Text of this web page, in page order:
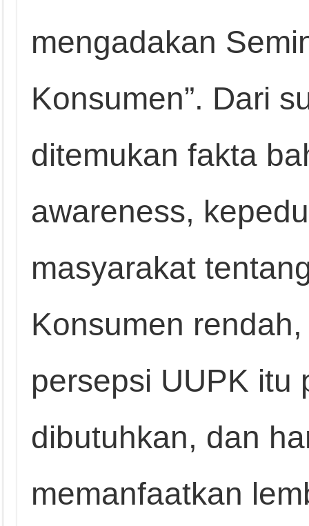
mengadakan
Konsumen”. Dari
ditemukan fakta
awareness,
masyarakat
Konsumen
persepsi UUPK itu
dibutuhkan, dan
memanfaatkan